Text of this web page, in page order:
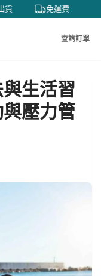
貨 免運費
查詢訂單
生活習
壓力管